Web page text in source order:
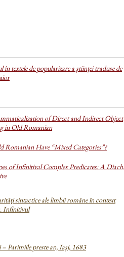
textele de popularizare a ştiinței traduse de
of Direct and Indirect Object
in Old Romanian
Romanian Have “Mixed Categories”?
of Infinitival Complex Predicates: A
sintactice ale limbii române în context
Infinitivul
Parimiile preste an, Iaşi, 1683